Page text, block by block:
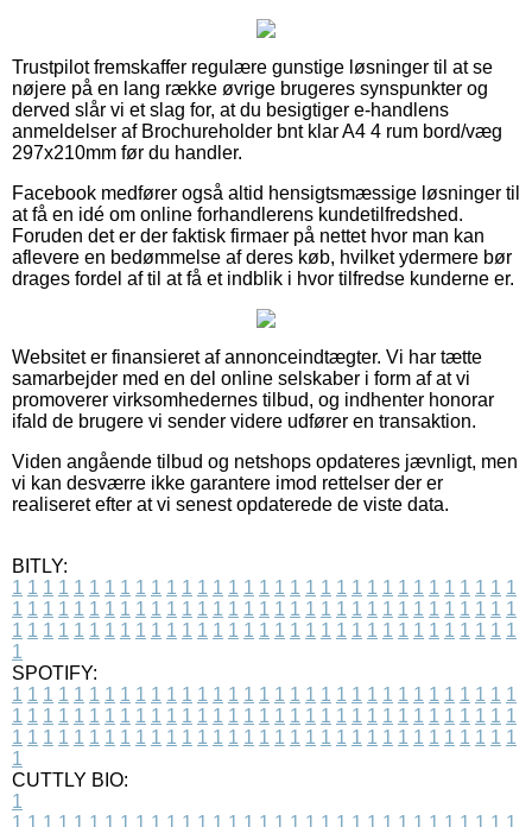
Trustpilot fremskaffer regulære gunstige løsninger til at se
nøjere på en lang række øvrige brugeres synspunkter og
derved slår vi et slag for, at du besigtiger e-handlens
anmeldelser af Brochureholder bnt klar A4 4 rum bord/væg
297x210mm før du handler.
Facebook medfører også altid hensigtsmæssige løsninger til
at få en idé om online forhandlerens kundetilfredshed.
Foruden det er der faktisk firmaer på nettet hvor man kan
aflevere en bedømmelse af deres køb, hvilket ydermere bør
drages fordel af til at få et indblik i hvor tilfredse kunderne er.
Websitet er finansieret af annonceindtægter. Vi har tætte
samarbejder med en del online selskaber i form af at vi
promoverer virksomhedernes tilbud, og indhenter honorar
ifald de brugere vi sender videre udfører en transaktion.
Viden angående tilbud og netshops opdateres jævnligt, men
vi kan desværre ikke garantere imod rettelser der er
realiseret efter at vi senest opdaterede de viste data.
BITLY:
1 1 1 1 1 1 1 1 1 1 1 1 1 1 1 1 1 1 1 1 1 1 1 1 1 1 1 1 1 1 1 1 1
1 1 1 1 1 1 1 1 1 1 1 1 1 1 1 1 1 1 1 1 1 1 1 1 1 1 1 1 1 1 1 1 1
1 1 1 1 1 1 1 1 1 1 1 1 1 1 1 1 1 1 1 1 1 1 1 1 1 1 1 1 1 1 1 1 1
1
SPOTIFY:
1 1 1 1 1 1 1 1 1 1 1 1 1 1 1 1 1 1 1 1 1 1 1 1 1 1 1 1 1 1 1 1 1
1 1 1 1 1 1 1 1 1 1 1 1 1 1 1 1 1 1 1 1 1 1 1 1 1 1 1 1 1 1 1 1 1
1 1 1 1 1 1 1 1 1 1 1 1 1 1 1 1 1 1 1 1 1 1 1 1 1 1 1 1 1 1 1 1 1
1
CUTTLY BIO:
1
1 1 1 1 1 1 1 1 1 1 1 1 1 1 1 1 1 1 1 1 1 1 1 1 1 1 1 1 1 1 1 1 1